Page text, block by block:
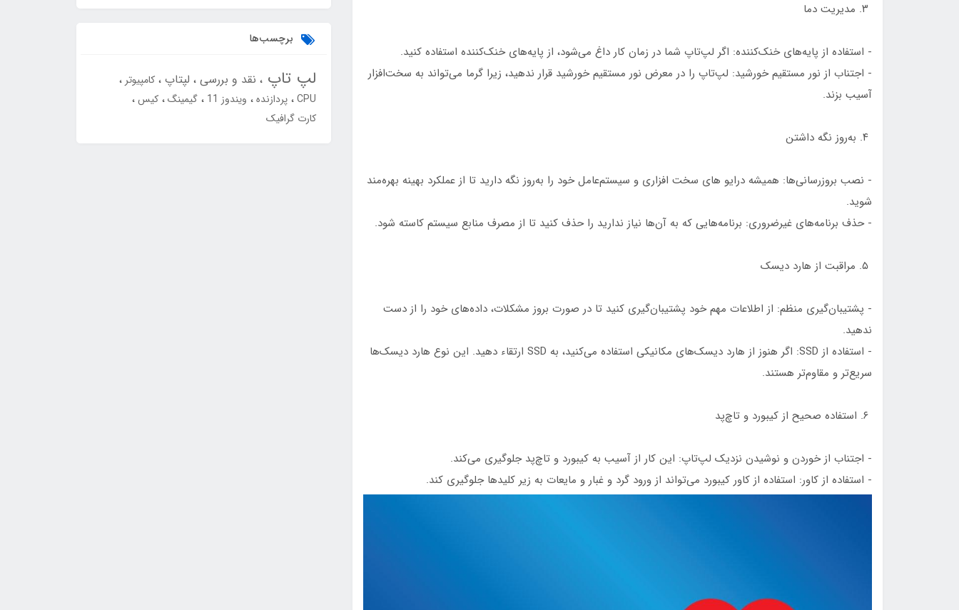
- استفاده از پایه‌های خنک‌کننده: اگر لپ‌تاپ شما در زمان کار داغ می‌شود، از پایه‌های خنک‌کننده استفاده کنید.
- اجتناب از نور مستقیم خورشید: لپ‌تاپ را در معرض نور مستقیم خورشید قرار ندهید، زیرا گرما می‌تواند به سخت‌افزار
آسیب بزند.
- نصب بروزرسانی‌ها: همیشه درایو های سخت افزاری و سیستم‌عامل خود را به‌روز نگه دارید تا از عملکرد بهینه بهره‌مند
شوید.
- حذف برنامه‌های غیرضروری: برنامه‌هایی که به آن‌ها نیاز ندارید را حذف کنید تا از مصرف منابع سیستم کاسته شود.
- پشتیبان‌گیری منظم: از اطلاعات مهم خود پشتیبان‌گیری کنید تا در صورت بروز مشکلات، داده‌های خود را از دست
ندهید.
- استفاده از SSD: اگر هنوز از هارد دیسک‌های مکانیکی استفاده می‌کنید، به SSD ارتقاء دهید. این نوع هارد دیسک‌ها
سریع‌تر و مقاوم‌تر هستند.
- اجتناب از خوردن و نوشیدن نزدیک لپ‌تاپ: این کار از آسیب به کیبورد و تاچ‌پد جلوگیری می‌کند.
- استفاده از کاور: استفاده از کاور کیبورد می‌تواند از ورود گرد و غبار و مایعات به زیر کلیدها جلوگیری کند.
برچسب‌ها
لپ تاپ نقد و بررسی لپتاپ کامپیوتر
CPU
پردازنده ویندوز 11 گیمینگ کیس
کارت گرافیک